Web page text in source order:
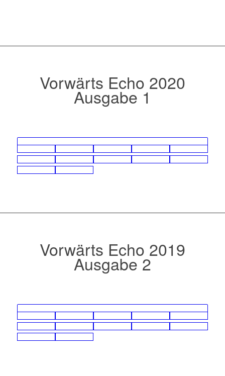
Vorwärts Echo 2020
Ausgabe 1
Vorwärts Echo 2019
Ausgabe 2